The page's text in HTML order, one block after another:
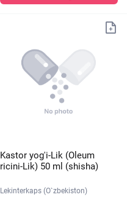
Kastor yog'i-Lik (Oleum
ricini-Lik) 50 ml (shisha)
Lekinterkaps (O`zbekiston)